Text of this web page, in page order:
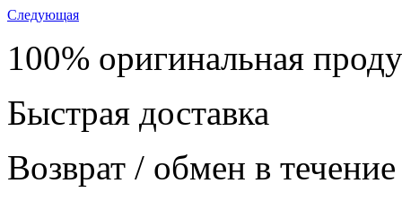
Следующая
100% оригинальная
Быстрая доставка
Возврат / обмен в